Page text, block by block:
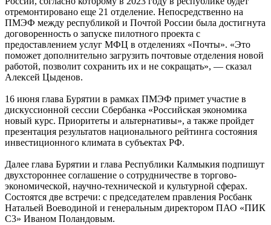
отремонтировано еще 21 отделение. Непосредственно на
ПМЭФ между республикой и Почтой России была достигнута
договоренность о запуске пилотного проекта с
предоставлением услуг МФЦ в отделениях «Почты». «Это
поможет дополнительно загрузить почтовые отделения новой
работой, позволит сохранить их и не сокращать», — сказал
Алексей Цыденов.
16 июня глава Бурятии в рамках ПМЭФ примет участие в
дискуссионной сессии Сбербанка «Российская экономика
новый курс. Приоритеты и альтернативы», а также пройдет
презентация результатов национального рейтинга состояния
инвестиционного климата в субъектах РФ.
Далее глава Бурятии и глава Республики Калмыкия подпишут
двухстороннее соглашение о сотрудничестве в торгово-
экономической, научно-технической и культурной сферах.
Состоятся две встречи: с председателем правления Росбанк
Натальей Воеводиной и генеральным директором ПАО «ПИК
С3» Иваном Поландовым.